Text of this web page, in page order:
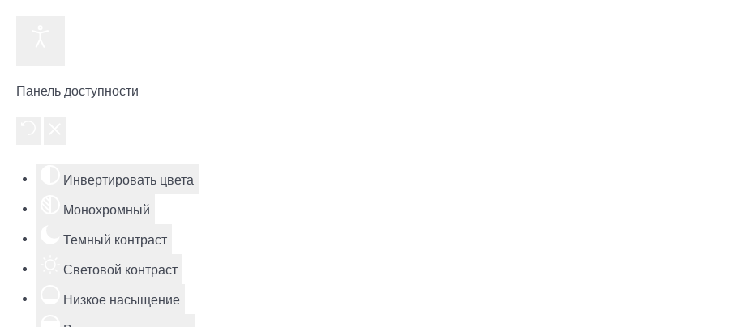
Панель доступности
Инвертировать цвета
Монохромный
Темный контраст
Световой контраст
Низкое насыщение